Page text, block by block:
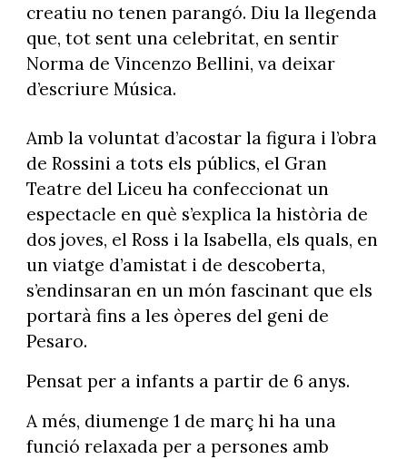
creatiu no tenen parangó. Diu la llegenda
que, tot sent una celebritat, en sentir
Norma de Vincenzo Bellini, va deixar
d’escriure Música.
Amb la voluntat d’acostar la figura i l’obra
de Rossini a tots els públics, el Gran
Teatre del Liceu ha confeccionat un
espectacle en què s’explica la història de
dos joves, el Ross i la Isabella, els quals, en
un viatge d’amistat i de descoberta,
s’endinsaran en un món fascinant que els
portarà fins a les òperes del geni de
Pesaro.
Pensat per a infants a partir de 6 anys.
A més, diumenge 1 de març hi ha una
funció relaxada per a persones amb